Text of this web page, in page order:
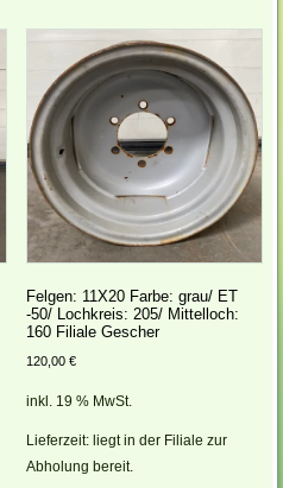
Felgen: 11X20 Farbe: grau/ ET
-50/ Lochkreis: 205/ Mittelloch:
160 Filiale Gescher
120,00€
inkl. 19 % MwSt.
Lieferzeit:liegt in der Filiale zur
Abholung bereit.